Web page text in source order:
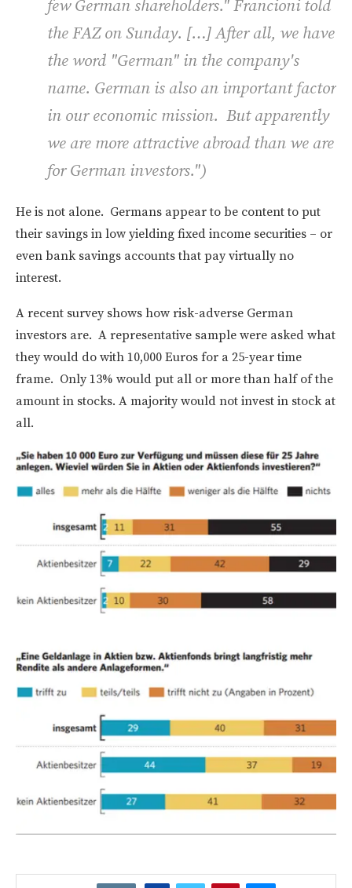
few German shareholders." Francioni told
the FAZ on Sunday. […] After all, we have
the word "German" in the company's
name. German is also an important factor
in our economic mission. But apparently
we are more attractive abroad than we are
for German investors.")
He is not alone. Germans appear to be content to put
their savings in low yielding fixed income securities – or
even bank savings accounts that pay virtually no
interest.
A recent survey shows how risk-adverse German
investors are. A representative sample were asked what
they would do with 10,000 Euros for a 25-year time
frame. Only 13% would put all or more than half of the
amount in stocks. A majority would not invest in stock at
all.